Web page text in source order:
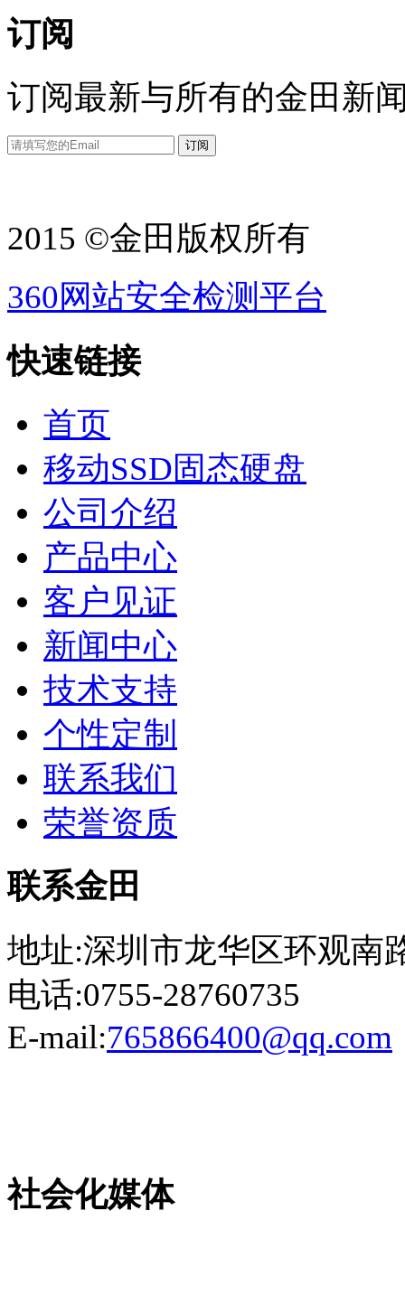
订阅
订阅最新与所有的金田新
2015 ©金田版权所有
360网站安全检测平台
快速链接
首页
移动SSD固态硬盘
公司介绍
产品中心
客户见证
新闻中心
技术支持
个性定制
联系我们
荣誉资质
联系金田
地址:深圳市龙华区环观南
电话:0755-28760735
E-mail:765866400@qq.com
社会化媒体